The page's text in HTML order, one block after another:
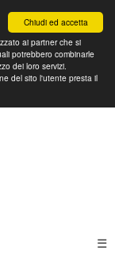
Chiudi ed accetta
ai partner che si
potrebbero combinarle
dei loro servizi.
del sito l'utente presta il
☰